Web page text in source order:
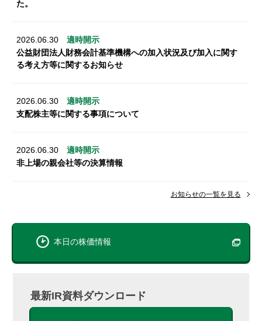
た。
2026.06.30
適時開示
公益財団法人財務会計基準機構への加入状況及び加入に関す
る考え方等に関するお知らせ
2026.06.30
適時開示
支配株主等に関する事項について
2026.06.30
適時開示
非上場の親会社等の決算情報
お知らせの一覧を見る
本日の株価情報
最新IR資料ダウンロード